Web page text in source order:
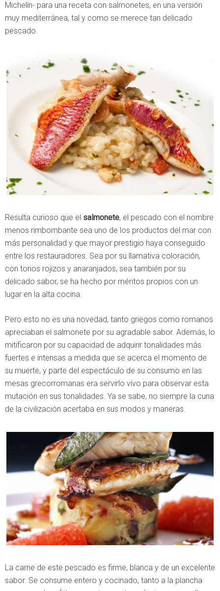
Michelín- para una receta con salmonetes, en una versión
muy mediterránea, tal y como se merece tan delicado
pescado.
Resulta curioso que el salmonete, el pescado con el nombre
menos rimbombante sea uno de los productos del mar con
más personalidad y que mayor prestigio haya conseguido
entre los restauradores. Sea por su llamativa coloración,
con tonos rojizos y anaranjados, sea también por su
delicado sabor, se ha hecho por méritos propios con un
lugar en la alta cocina.
Pero esto no es una novedad, tanto griegos como romanos
apreciaban el salmonete por su agradable sabor. Además, lo
mitificaron por su capacidad de adquirir tonalidades más
fuertes e intensas a medida que se acerca el momento de
su muerte, y parte del espectáculo de su consumo en las
mesas grecorromanas era servirlo vivo para observar esta
mutación en sus tonalidades. Ya se sabe, no siempre la cuna
de la civilización acertaba en sus modos y maneras.
La carne de este pescado es firme, blanca y de un excelente
sabor. Se consume entero y cocinado, tanto a la plancha